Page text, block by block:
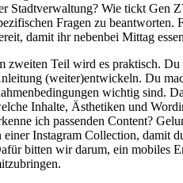
Stadtverwaltung? Wie tickt Gen
Fragen zu beantworten.
damit ihr nebenbei Mittag
zweiten Teil wird es praktisch. Du
(weiter)entwickeln. Du
wichtig sind.
Inhalte, Ästhetiken und
ich passenden Content?
einer Instagram Collection, damit
bitten wir darum, ein mobiles